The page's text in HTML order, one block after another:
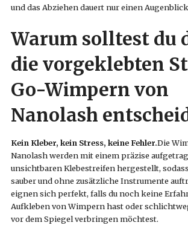
und das Abziehen dauert nur einen
Warum solltest du
die vorgeklebten
Go-Wimpern von
Nanolash
Kein Kleber, kein Stress, keine Fehler.Die
Nanolash werden mit einem präzise
unsichtbaren Klebestreifen hergestellt,
sauber und ohne zusätzliche Instrumente
eignen sich perfekt, falls du noch keine
Aufkleben von Wimpern hast oder
vor dem Spiegel verbringen möchtest.